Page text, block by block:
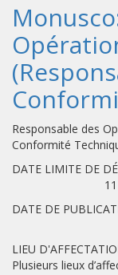
Responsable des
Conformité
DATE LIMITE DE
11
DATE DE
12
LIEU
Plusieurs lieux